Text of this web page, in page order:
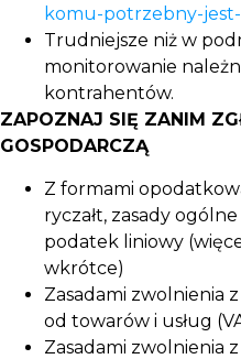
komu-potrzebny-
Trudniejsze niż w
monitorowanie
kontrahentów.
ZAPOZNAJ SIĘ ZANIM
GOSPODARCZĄ
Z formami
ryczałt, zasady
podatek liniowy
wkrótce)
Zasadami zwolnienia
od towarów i usług
Zasadami zwolnienia